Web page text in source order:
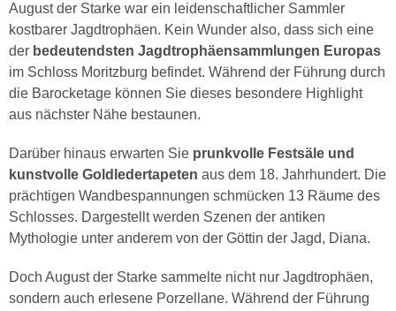
August der Starke war ein leidenschaftlicher Sammler
kostbarer Jagdtrophäen. Kein Wunder also, dass sich eine
der bedeutendsten Jagdtrophäensammlungen Europas
im Schloss Moritzburg befindet. Während der Führung durch
die Barocketage können Sie dieses besondere Highlight
aus nächster Nähe bestaunen.
Darüber hinaus erwarten Sie prunkvolle Festsäle und
kunstvolle Goldledertapeten aus dem 18. Jahrhundert. Die
prächtigen Wandbespannungen schmücken 13 Räume des
Schlosses. Dargestellt werden Szenen der antiken
Mythologie unter anderem von der Göttin der Jagd, Diana.
Doch August der Starke sammelte nicht nur Jagdtrophäen,
sondern auch erlesene Porzellane. Während der Führung